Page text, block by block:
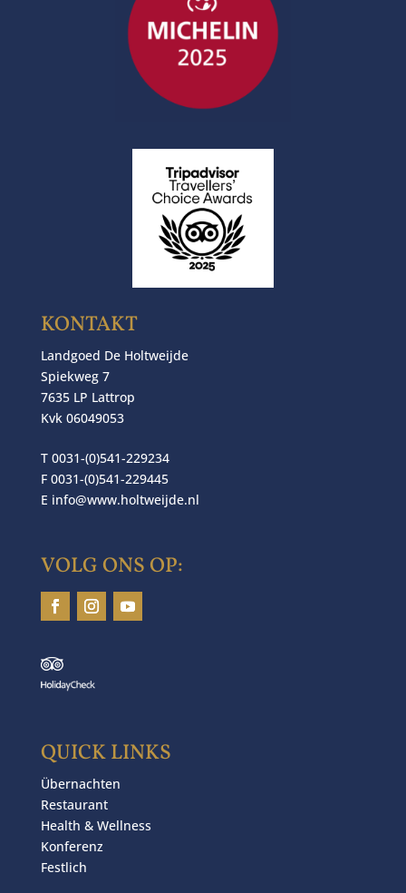
KONTAKT
Landgoed De Holtweijde
Spiekweg 7
7635 LP Lattrop
Kvk 06049053
T 0031-(0)541-229234
F 0031-(0)541-229445
E info@www.holtweijde.nl
VOLG ONS OP:
QUICK LINKS
Übernachten
Restaurant
Health & Wellness
Konferenz
Festlich